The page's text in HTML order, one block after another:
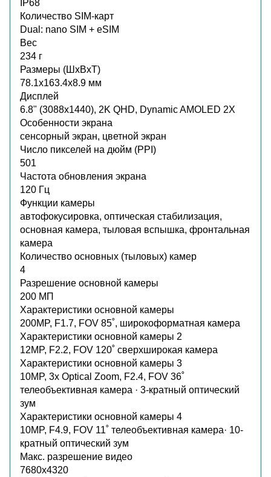
IP68
Количество SIM-карт
Dual: nano SIM + eSIM
Вес
234 г
Размеры (ШxВxТ)
78.1x163.4x8.9 мм
Дисплей
6.8" (3088x1440), 2K QHD, Dynamic AMOLED 2X
Особенности экрана
сенсорный экран, цветной экран
Число пикселей на дюйм (PPI)
501
Частота обновления экрана
120 Гц
Функции камеры
автофокусировка, оптическая стабилизация,
основная камера, тыловая вспышка, фронтальная
камера
Количество основных (тыловых) камер
4
Разрешение основной камеры
200 МП
Характеристики основной камеры
200MP, F1.7, FOV 85˚, широкоформатная камера
Характеристики основной камеры 2
12MP, F2.2, FOV 120˚ сверхширокая камера
Характеристики основной камеры 3
10MP, 3x Optical Zoom, F2.4, FOV 36˚
телеобъективная камера · 3-кратный оптический
зум
Характеристики основной камеры 4
10MP, F4.9, FOV 11˚ телеобъективная камера· 10-
кратный оптический зум
Макс. разрешение видео
7680x4320